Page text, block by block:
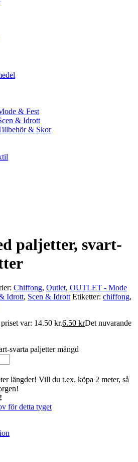
& Fest
& Idrott
& Skor
paljetter, svart-
Chiffong, Outlet, OUTLET - Mode
Idrott, Scen & Idrott Etiketter: chiffong,
var: 14.50 kr.6.50 krDet nuvarande
svarta paljetter mängd
längder! Vill du t.ex. köpa 2 meter, så
för detta tyget